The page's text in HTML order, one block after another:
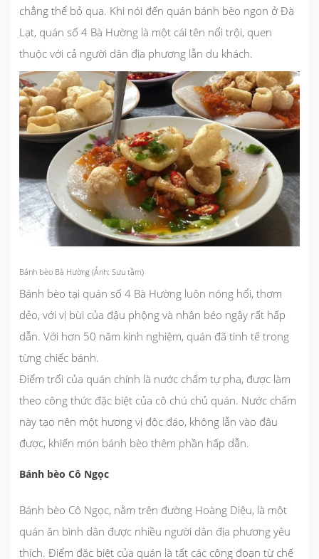
chẳng thể bỏ qua. Khi nói đến quán bánh bèo ngon ở Đà
Lạt, quán số 4 Bà Hường là một cái tên nổi trội, quen
thuộc với cả người dân địa phương lẫn du khách.
Bánh bèo Bà Hường (Ảnh: Sưu tầm)
Bánh bèo tại quán số 4 Bà Hường luôn nóng hổi, thơm
dẻo, với vị bùi của đậu phộng và nhân béo ngậy rất hấp
dẫn. Với hơn 50 năm kinh nghiệm, quán đã tinh tế trong
từng chiếc bánh.
Điểm trổi của quán chính là nước chấm tự pha, được làm
theo công thức đặc biệt của cô chú chủ quán. Nước chấm
này tạo nên một hương vị độc đáo, không lẫn vào đâu
được, khiến món bánh bèo thêm phần hấp dẫn.
Bánh bèo Cô Ngọc
Bánh bèo Cô Ngọc, nằm trên đường Hoàng Diệu, là một
quán ăn bình dân được nhiều người dân địa phương yêu
thích. Điểm đặc biệt của quán là tất các công đoạn từ chế